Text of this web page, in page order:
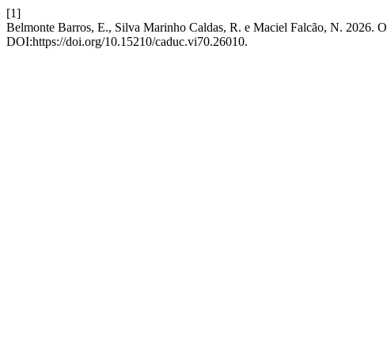
[1]
Belmonte Barros, E., Silva Marinho Caldas, R. e Maciel Falcão, N. 2026.
DOI:https://doi.org/10.15210/caduc.vi70.26010.